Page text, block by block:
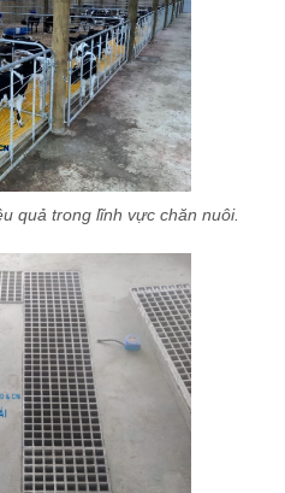
quả trong lĩnh vực chăn nuôi.